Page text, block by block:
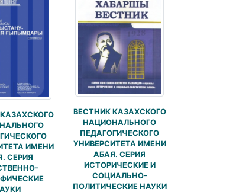
ИМЕНИ
СЕРИЯ
ВЕСТНИК КАЗАХСКОГО
НАЦИОНАЛЬНОГО
ПЕДАГОГИЧЕСКОГО
УНИВЕРСИТЕТА ИМЕНИ
АБАЯ. СЕРИЯ
ИСТОРИЧЕСКИЕ И
СОЦИАЛЬНО-
ПОЛИТИЧЕСКИЕ НАУКИ